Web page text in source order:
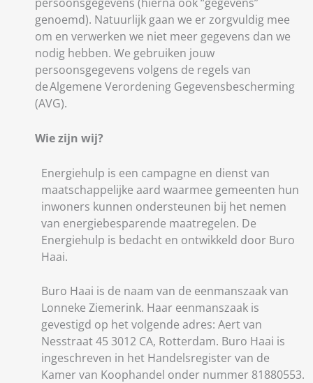
genoemd). Natuurlijk gaan we er zorgvuldig mee
om en verwerken we niet meer gegevens dan we
nodig hebben. We gebruiken jouw
persoonsgegevens volgens de regels van
de Algemene Verordening Gegevensbescherming
(AVG).
Wie zijn wij?
Energiehulp is een campagne en dienst van
maatschappelijke aard waarmee gemeenten hun
inwoners kunnen ondersteunen bij het nemen
van energiebesparende maatregelen. De
Energiehulp is bedacht en ontwikkeld door Buro
Haai.
Buro Haai is de naam van de eenmanszaak van
Lonneke Ziemerink. Haar eenmanszaak is
gevestigd op het volgende adres: Aert van
Nesstraat 45 3012 CA, Rotterdam. Buro Haai is
ingeschreven in het Handelsregister van de
Kamer van Koophandel onder nummer 81880553.